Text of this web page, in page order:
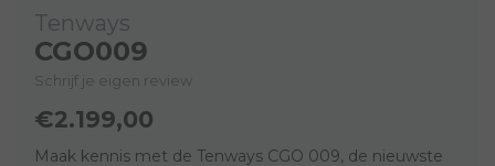
Tenways
CGO009
Schrijf je eigen review
€2.199,00
Maak kennis met de Tenways CGO 009, de nieuwste